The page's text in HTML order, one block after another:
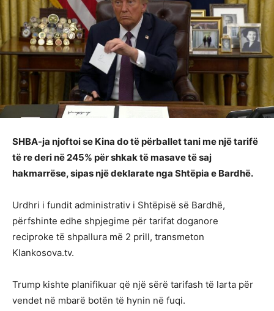
SHBA-ja njoftoi se Kina do të përballet tani me një tarifë
të re deri në 245% për shkak të masave të saj
hakmarrëse, sipas një deklarate nga Shtëpia e Bardhë.
Urdhri i fundit administrativ i Shtëpisë së Bardhë,
përfshinte edhe shpjegime për tarifat doganore
reciproke të shpallura më 2 prill, transmeton
Klankosova.tv.
Trump kishte planifikuar që një sërë tarifash të larta për
vendet në mbarë botën të hynin në fuqi.